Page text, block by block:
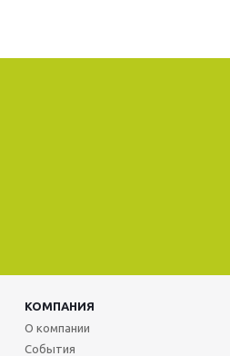
КОМПАНИЯ
О компании
События